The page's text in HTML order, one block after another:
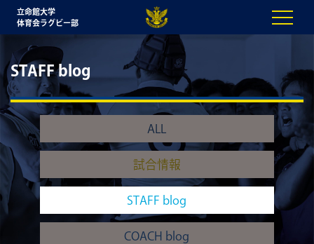
立命館大学
体育会ラグビー部
STAFF blog
ALL
試合情報
STAFF blog
COACH blog